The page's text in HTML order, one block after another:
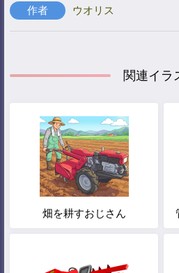
作者 ウオリス
関連イラ
畑を耕すおじさん